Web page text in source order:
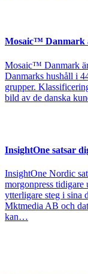
Mosaic™ Danmark
Mosaic™ Danmark
Danmarks hushåll i
grupper.
bild av de danska
InsightOne satsar
InsightOne Nordic
morgonpress
ytterligare steg i sina
Mktmedia AB och
kan…